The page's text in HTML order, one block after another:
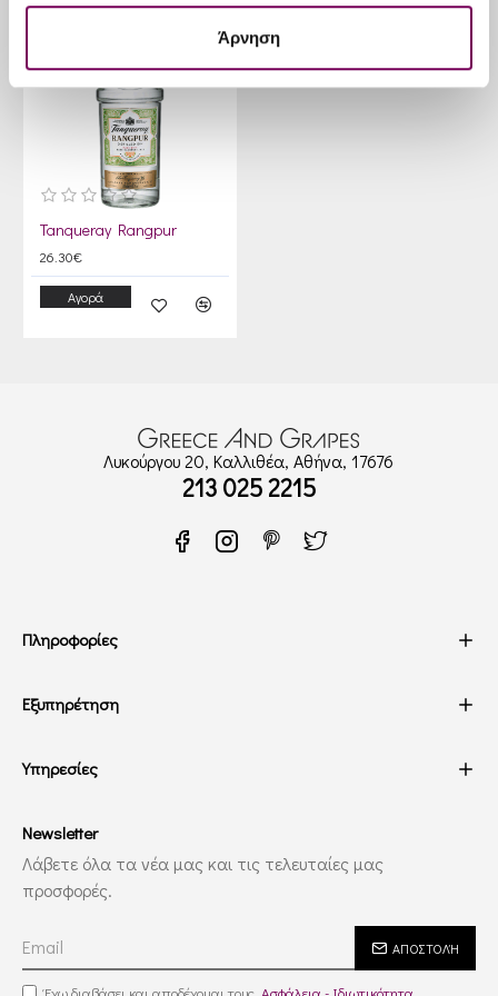
Άρνηση
Tanqueray Rangpur
26.30€
Αγορά
Λυκούργου 20, Καλλιθέα, Αθήνα, 17676
213 025 2215
Πληροφορίες
Εξυπηρέτηση
Υπηρεσίες
Newsletter
Λάβετε όλα τα νέα μας και τις τελευταίες μας
προσφορές.
ΑΠΟΣΤΟΛΉ
Έχω διαβάσει και αποδέχομαι τους Ασφάλεια - Ιδιωτικότητα